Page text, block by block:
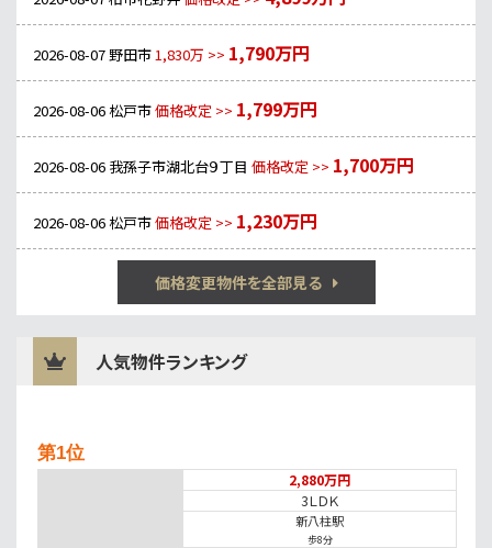
2026-08-07野田市1,830万 >> 1,790万円
2026-08-06松戸市価格改定 >> 1,799万円
2026-08-06 我孫子市湖北台９丁目 価格改定 >> 1,700万円
2026-08-06松戸市価格改定 >> 1,230万円
価格変更物件を全部見る
人気物件ランキング
第1位
2,880万円
3ＬＤＫ
新八柱駅
歩8分